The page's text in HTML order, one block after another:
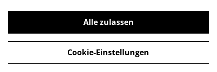
©2026Padel-Tennisshop
powered by
Alle zulassen
Cookie-Einstellungen